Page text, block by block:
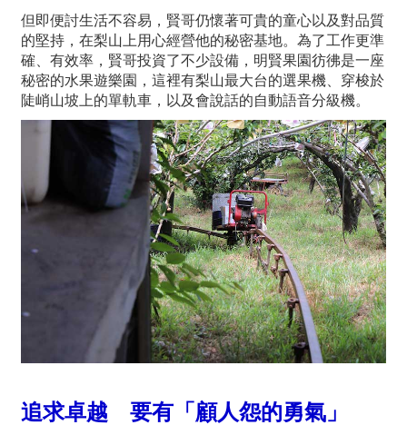
但即便討生活不容易，賢哥仍懷著可貴的童心以及對品質
的堅持，在梨山上用心經營他的秘密基地。為了工作更準
確、有效率，賢哥投資了不少設備，明賢果園彷彿是一座
秘密的水果遊樂園，這裡有梨山最大台的選果機、穿梭於
陡峭山坡上的單軌車，以及會說話的自動語音分級機。
追求卓越 要有「顧人怨的勇氣」